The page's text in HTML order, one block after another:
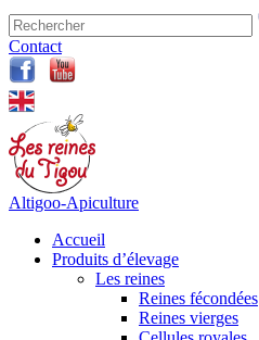
Contact
Altigoo-Apiculture
Accueil
Produits d’élevage
Les reines
Reines fécondées
Reines vierges